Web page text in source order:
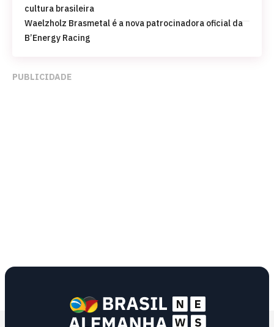
cultura brasileira
Waelzholz Brasmetal é a nova patrocinadora oficial da
B’Energy Racing
PUBLICIDADE